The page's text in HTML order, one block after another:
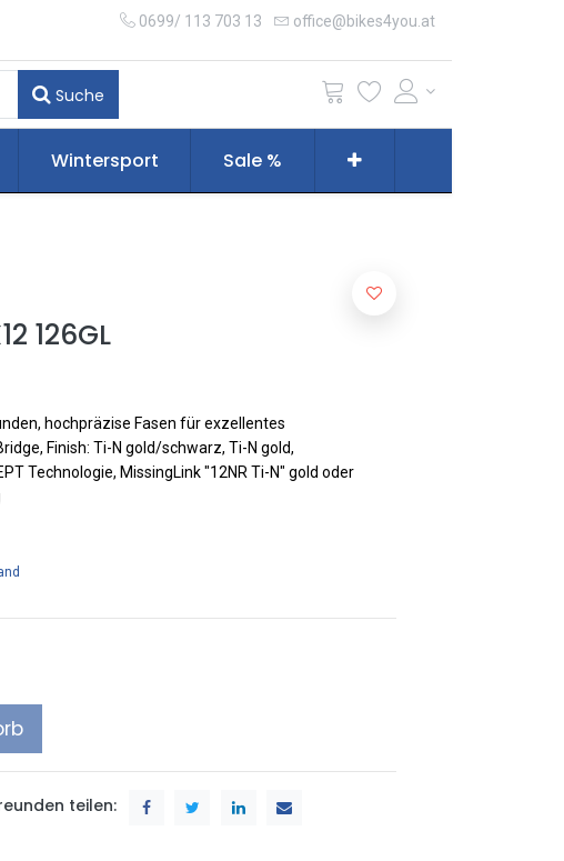
0699/ 113 703 13 office@bikes4you.at
Suche
Wintersport Sale %
126GL
hochpräzise Fasen für exzellentes
Finish: Ti-N gold/schwarz, Ti-N gold,
Technologie, MissingLink "12NR Ti-N" gold oder
teilen: